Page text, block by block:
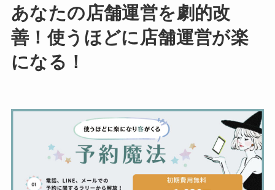
あなたの店舗運営を劇的改
善！使うほどに店舗運営が楽
になる！